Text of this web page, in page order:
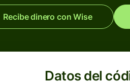
Recibe dinero con Wise
Datos del